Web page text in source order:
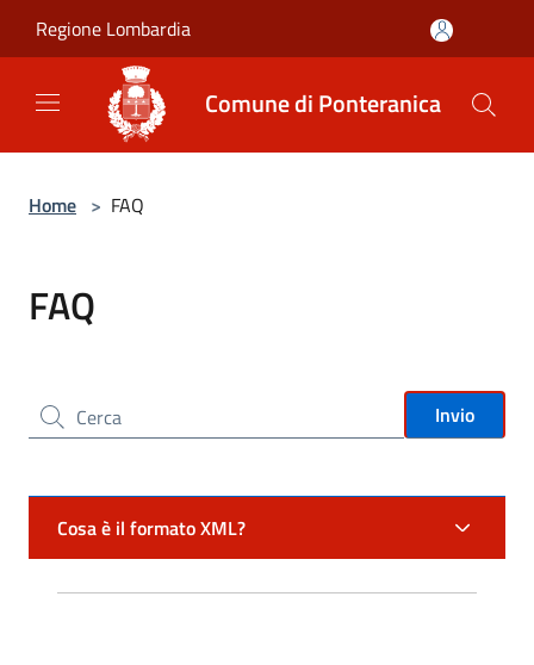
Regione Lombardia
Comune di Ponteranica
Home > FAQ
FAQ
Cerca nel sito Invio
Cosa è il formato XML?